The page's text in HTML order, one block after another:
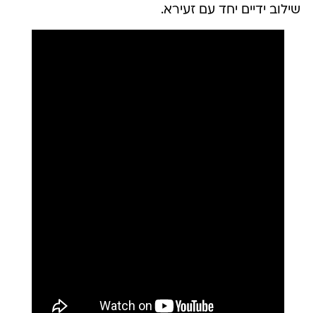
שילוב ידיים יחד עם זעירא.